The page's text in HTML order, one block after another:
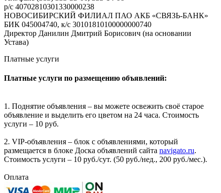
р/с 40702810301330000238
НОВОСИБИРСКИЙ ФИЛИАЛ ПАО АКБ «СВЯЗЬ-БАНК»
БИК 045004740, к/с 30101810100000000740
Директор Данилин Дмитрий Борисович (на основании
Устава)
Платные услуги
Платные услуги по размещению объявлений:
1. Поднятие объявления – вы можете освежить своё старое
объявление и выделить его цветом на 24 часа. Стоимость
услуги – 10 руб.
2. VIP-объявления – блок с объявлениями, который
размещается в блоке Доска объявлений сайта navigato.ru.
Стоимость услуги – 10 руб./сут. (50 руб./нед., 200 руб./мес.).
Оплата